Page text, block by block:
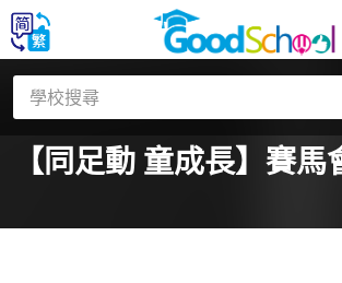
【同足動 童成長】賽